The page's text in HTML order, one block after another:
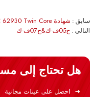
سابق شهادة IEC 62930 Twin Core
التالي ح05ف-ك&ح07ف-ك
هل تحتاج إلى
احصل على عينات مجانية